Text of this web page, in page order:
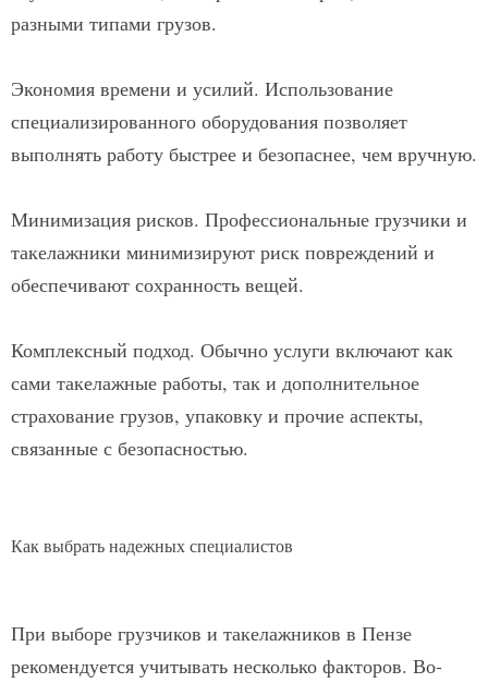
разными типами грузов.
Экономия времени и усилий. Использование
специализированного оборудования позволяет
выполнять работу быстрее и безопаснее, чем вручную.
Минимизация рисков. Профессиональные грузчики и
такелажники минимизируют риск повреждений и
обеспечивают сохранность вещей.
Комплексный подход. Обычно услуги включают как
сами такелажные работы, так и дополнительное
страхование грузов, упаковку и прочие аспекты,
связанные с безопасностью.
Как выбрать надежных специалистов
При выборе грузчиков и такелажников в Пензе
рекомендуется учитывать несколько факторов. Во-